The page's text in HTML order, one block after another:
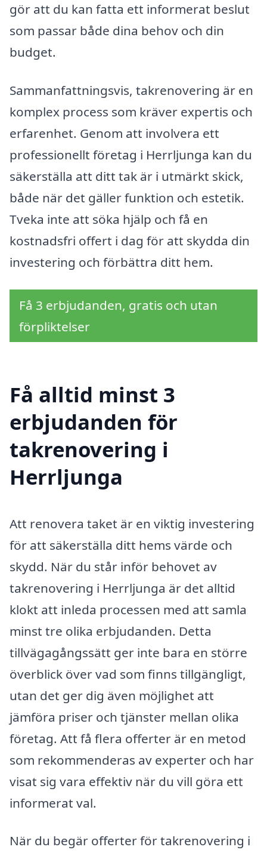
gör att du kan fatta ett informerat beslut
som passar både dina behov och din
budget.
Sammanfattningsvis, takrenovering är en
komplex process som kräver expertis och
erfarenhet. Genom att involvera ett
professionellt företag i Herrljunga kan du
säkerställa att ditt tak är i utmärkt skick,
både när det gäller funktion och estetik.
Tveka inte att söka hjälp och få en
kostnadsfri offert i dag för att skydda din
investering och förbättra ditt hem.
Få 3 erbjudanden, gratis och utan
förpliktelser
Få alltid minst 3
erbjudanden för
takrenovering i
Herrljunga
Att renovera taket är en viktig investering
för att säkerställa ditt hems värde och
skydd. När du står inför behovet av
takrenovering i Herrljunga är det alltid
klokt att inleda processen med att samla
minst tre olika erbjudanden. Detta
tillvägagångssätt ger inte bara en större
överblick över vad som finns tillgängligt,
utan det ger dig även möjlighet att
jämföra priser och tjänster mellan olika
företag. Att få flera offerter är en metod
som rekommenderas av experter och har
visat sig vara effektiv när du vill göra ett
informerat val.
När du begär offerter för takrenovering i